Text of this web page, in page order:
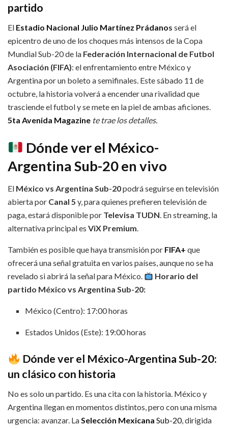
partido
El Estadio Nacional Julio Martínez Prádanos será el
epicentro de uno de los choques más intensos de la Copa
Mundial Sub-20 de la Federación Internacional de Futbol
Asociación (FIFA): el enfrentamiento entre México y
Argentina por un boleto a semifinales. Este sábado 11 de
octubre, la historia volverá a encender una rivalidad que
trasciende el futbol y se mete en la piel de ambas aficiones.
5ta Avenida Magazine te trae los detalles.
Dónde ver el México-
Argentina Sub-20 en vivo
El México vs Argentina Sub-20podrá seguirse en televisión
abierta por Canal 5 y, para quienes prefieren televisión de
paga, estará disponible por Televisa TUDN. En streaming, la
alternativa principal es ViX Premium.
También es posible que haya transmisión por FIFA+ que
ofrecerá una señal gratuita en varios países, aunque no se ha
revelado si abrirá la señal para México.
Horario del
partido México vs Argentina Sub-20:
México (Centro): 17:00 horas
Estados Unidos (Este): 19:00 horas
Dónde ver el México-Argentina Sub-20:
un clásico con historia
No es solo un partido. Es una cita con la historia. México y
Argentina llegan en momentos distintos, pero con una misma
urgencia: avanzar. LaSelección Mexicana Sub-20, dirigida